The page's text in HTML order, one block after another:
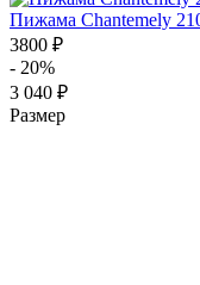
Пижама Chantemely
3800 ₽
- 20%
3 040 ₽
Размер